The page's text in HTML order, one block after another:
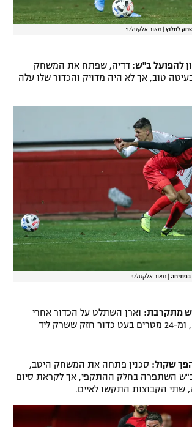
לחלוץ מאור אלקסלסי
דדיה, שפתח את המשחק
טוב, אך לא היה מדויק והכדור שלו עלה
בפתיחה מאור אלקסלסי
וארן השתלט על הכדור אחרי
בעיטה של ז'וסואה, ומ-24 מטרים בעט כדור חזק ששרק ליד
סכנין פתחה את המשחק היטב,
השתפרה בחלק ההתקפי, אך לקראת סיום
שתי הקבוצות התקשו לאיים.